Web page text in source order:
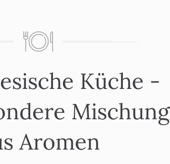
Küche -
Mischung
Aromen